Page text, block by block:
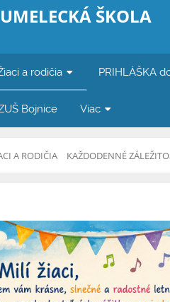
ŠKOLA
a rodičia PRIHLÁŠKA
Bojnice Viac
A RODIČIA KAŽDODENNÉ